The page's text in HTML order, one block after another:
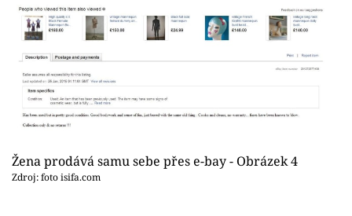
Žena prodává samu sebe přes e-bay - Obrázek 4
Zdroj: foto isifa.com